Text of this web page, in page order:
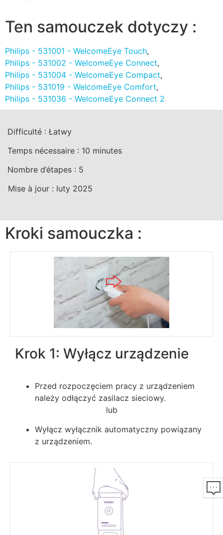
Ten samouczek dotyczy :
Philips - 531001 - WelcomeEye Touch,
Philips - 531002 - WelcomeEye Connect,
Philips - 531004 - WelcomeEye Compact,
Philips - 531019 - WelcomeEye Comfort,
Philips - 531036 - WelcomeEye Connect 2
Difficulté : Łatwy
Temps nécessaire : 10 minutes
Nombre d’étapes : 5
Mise à jour : luty 2025
Kroki samouczka :
Krok 1: Wyłącz urządzenie
Przed rozpoczęciem pracy z urządzeniem
należy odłączyć zasilacz sieciowy.
lub
Wyłącz wyłącznik automatyczny powiązany
z urządzeniem.